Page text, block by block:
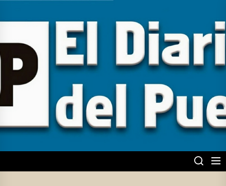
content
EL DIARIO DEL
PUEBLO